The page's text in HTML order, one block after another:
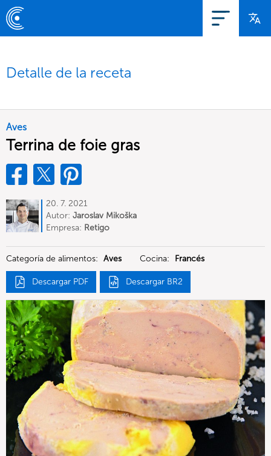
Detalle de la receta
Aves
Terrina de foie gras
20. 7. 2021
Autor: Jaroslav Mikoška
Empresa: Retigo
Categoría de alimentos: Aves Cocina: Francés
Descargar PDF Descargar BR2